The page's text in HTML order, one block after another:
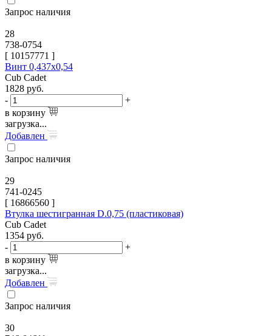
Запрос наличия
28
738-0754
[ 10157771 ]
Винт 0,437x0,54
Cub Cadet
1828 руб.
-
+
в корзину
загрузка...
Добавлен
Запрос наличия
29
741-0245
[ 16866560 ]
Втулка шестигранная D.0,75 (пластиковая)
Cub Cadet
1354 руб.
-
+
в корзину
загрузка...
Добавлен
Запрос наличия
30